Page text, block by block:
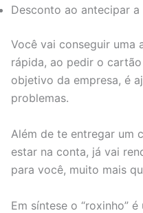
Desconto ao antecipar
Você vai conseguir uma
rápida, ao pedir o
objetivo da empresa, é
problemas.
Além de te entregar um
estar na conta, já vai
para você, muito mais
Em síntese o “roxinho”